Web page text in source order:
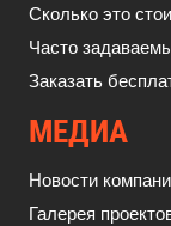
Сколько это
Часто
Заказать
МЕДИА
Новости
Галерея